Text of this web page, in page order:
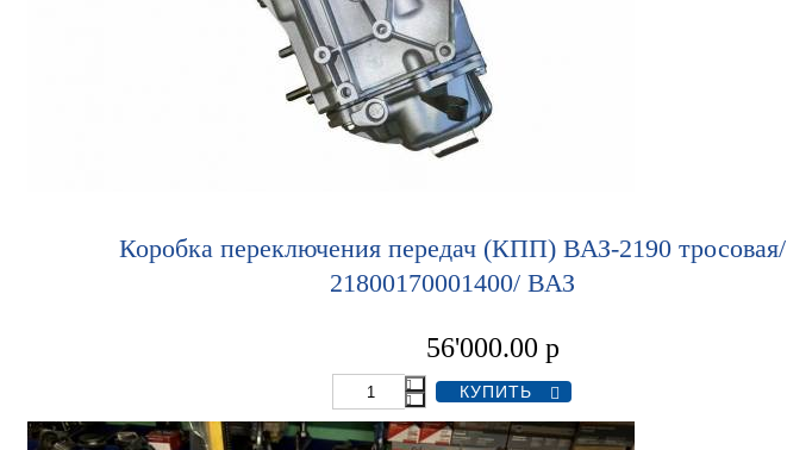
Коробка переключения передач (КПП) ВАЗ-2190 тросовая/
21800170001400/ ВАЗ
56'000.00 р